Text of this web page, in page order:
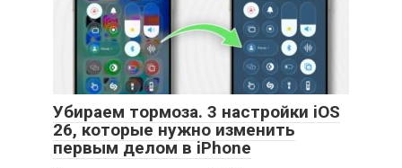
Убираем тормоза. 3 настройки iOS
26, которые нужно изменить
первым делом в iPhone